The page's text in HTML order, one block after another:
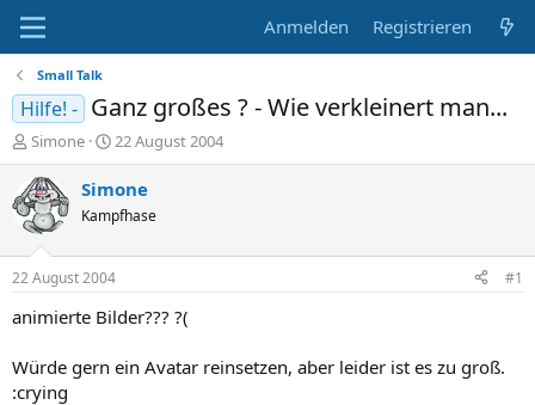
Anmelden Registrieren
Small Talk
Hilfe! - Ganz großes ? - Wie verkleinert man...
E
r
s
t
e
e
r
Simone
E
r
s
e
l
t
a
22 August 2004
Simone
Kampfhase
22 August 2004 #1
animierte Bilder??? ?(
Würde gern ein Avatar reinsetzen, aber leider ist es zu groß.
:crying